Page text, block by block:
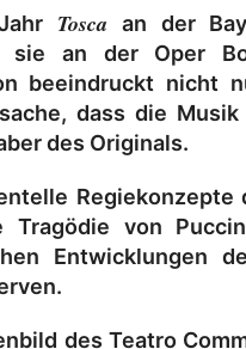
Tosca an der
sie an der Oper
beeindruckt nicht
dass die
des Originals.
Tragödie von
Entwicklungen
des Teatro